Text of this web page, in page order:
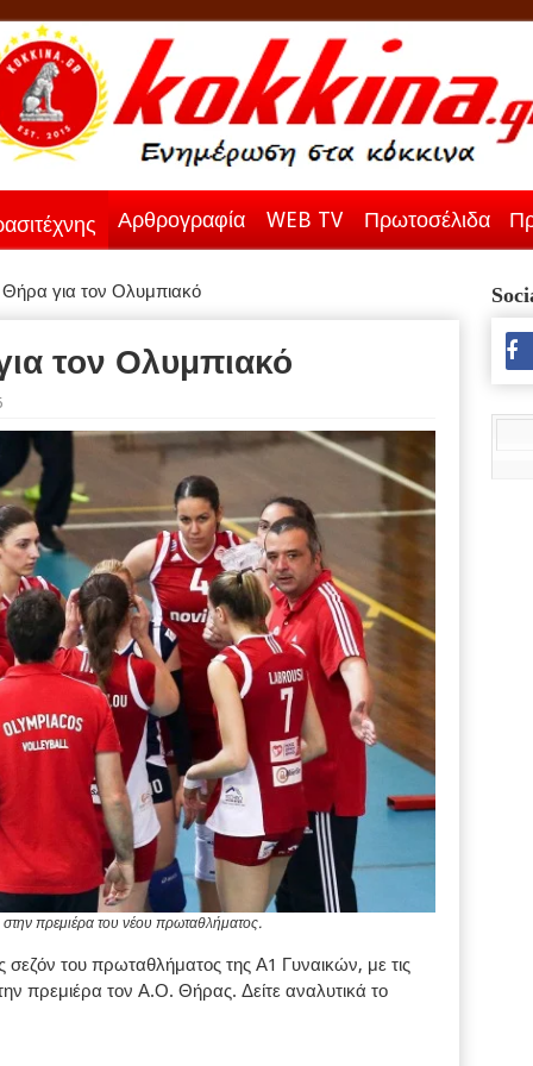
Αρθρογραφία WEB TV Πρωτοσέλιδα
για τον Ολυμπιακό
τον Ολυμπιακό
στην πρεμιέρα του νέου πρωταθλήματος.
του πρωταθλήματος της Α1 Γυναικών, με τις
πρεμιέρα τον Α.Ο. Θήρας. Δείτε αναλυτικά το